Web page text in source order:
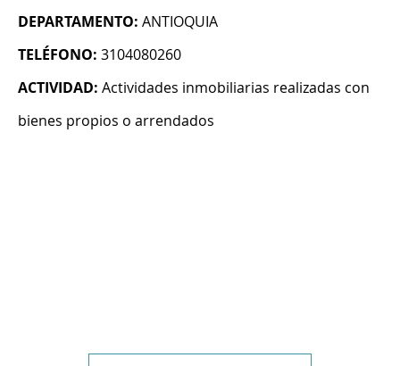
DEPARTAMENTO: ANTIOQUIA
TELÉFONO: 3104080260
ACTIVIDAD: Actividades inmobiliarias realizadas con
bienes propios o arrendados